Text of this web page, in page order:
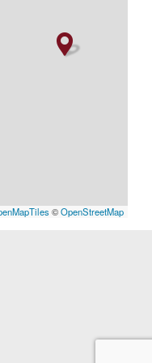
©OpenStreetMap